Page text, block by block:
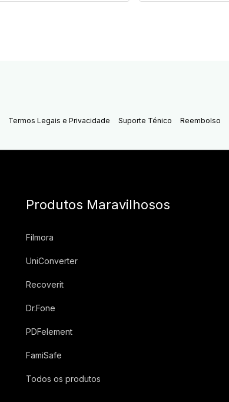
Termos Legais e Privacidade Suporte Ténico Reembolso
Produtos Maravilhosos
Filmora
UniConverter
Recoverit
Dr.Fone
PDFelement
FamiSafe
Todos os produtos